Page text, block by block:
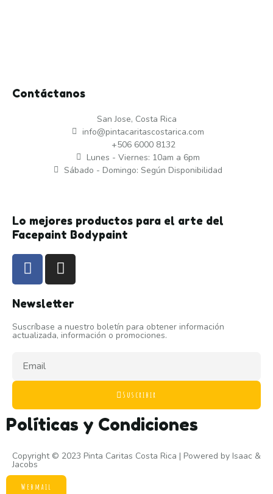
Contáctanos
San Jose, Costa Rica
info@pintacaritascostarica.com
+506 6000 8132
Lunes - Viernes: 10am a 6pm
Sábado - Domingo: Según Disponibilidad
Lo mejores productos para el arte del
Facepaint Bodypaint
Newsletter
Suscríbase a nuestro boletín para obtener información
actualizada, información o promociones.
Suscribir
Políticas y Condiciones
Copyright © 2023 Pinta Caritas Costa Rica | Powered by Isaac &
Jacobs
Webmail